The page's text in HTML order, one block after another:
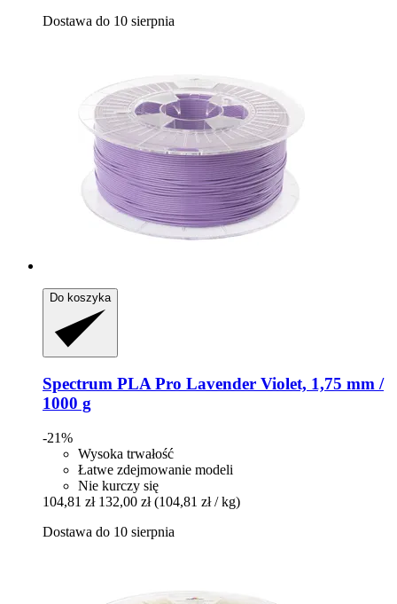
Dostawa do 10 sierpnia
Do koszyka
Spectrum PLA Pro Lavender Violet, 1,75 mm /
1000 g
-21%
Wysoka trwałość
Łatwe zdejmowanie modeli
Nie kurczy się
104,81 zł 132,00 zł (104,81 zł / kg)
Dostawa do 10 sierpnia